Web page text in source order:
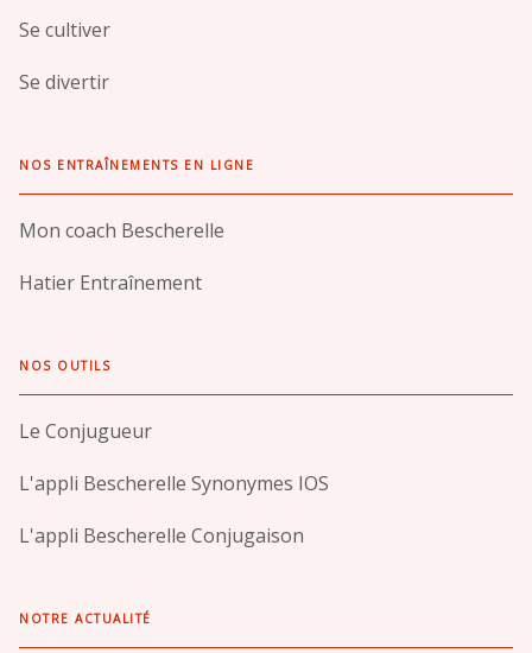
Se cultiver
Se divertir
NOS ENTRAÎNEMENTS EN LIGNE
Mon coach Bescherelle
Hatier Entraînement
NOS OUTILS
Le Conjugueur
L'appli Bescherelle Synonymes IOS
L'appli Bescherelle Conjugaison
NOTRE ACTUALITÉ